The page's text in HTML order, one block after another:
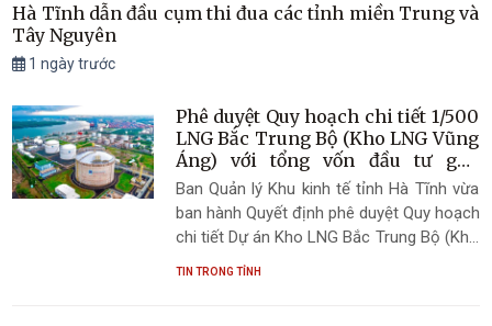
Hà Tĩnh dẫn đầu cụm thi đua các tỉnh miền Trung và
Tây Nguyên
1 ngày trước
Phê duyệt Quy hoạch chi tiết 1/500
LNG Bắc Trung Bộ (Kho LNG Vũng
Áng) với tổng vốn đầu tư gần
27.000 tỷ đồng
Ban Quản lý Khu kinh tế tỉnh Hà Tĩnh vừa
ban hành Quyết định phê duyệt Quy hoạch
chi tiết Dự án Kho LNG Bắc Trung Bộ (Kho
LNG Vũng Áng), tỷ lệ 1/500 tại lô CN8,
TIN TRONG TỈNH